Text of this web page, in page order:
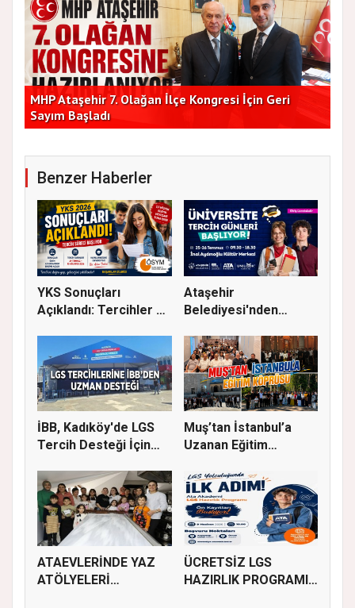
MHP Ataşehir 7. Olağan İlçe Kongresi İçin Geri
Sayım Başladı
Benzer Haberler
YKS Sonuçları
Açıklandı: Tercihler 29
Ataşehir
Belediyesi'nden
İBB, Kadıköy'de LGS
Tercih Desteği İçin
Muş’tan İstanbul’a
Uzanan Eğitim
ATAEVLERİNDE YAZ
ATÖLYELERİ
ÜCRETSİZ LGS
HAZIRLIK PROGRAMI